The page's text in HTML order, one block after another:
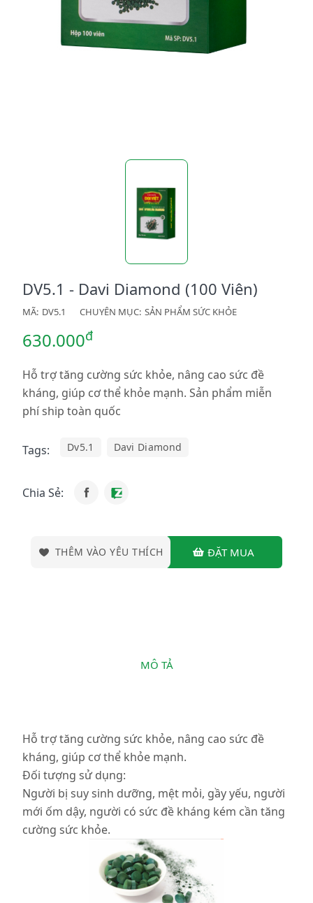
DV5.1 - Davi Diamond (100 Viên)
MÃ: DV5.1 CHUYÊN MỤC: SẢN PHẨM SỨC KHỎE
630.000đ
Hỗ trợ tăng cường sức khỏe, nâng cao sức đề
kháng, giúp cơ thể khỏe mạnh. Sản phẩm miễn
phí ship toàn quốc
Tags: Dv5.1 Davi Diamond
Chia Sẻ:
THÊM VÀO YÊU THÍCH ĐẶT MUA
MÔ TẢ
Hỗ trợ tăng cường sức khỏe, nâng cao sức đề
kháng, giúp cơ thể khỏe mạnh.
Đối tượng sử dụng:
Người bị suy sinh dưỡng, mệt mỏi, gầy yếu, người
mới ốm dậy, người có sức đề kháng kém cần tăng
cường sức khỏe.